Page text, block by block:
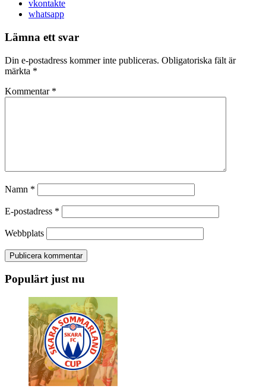
vkontakte
whatsapp
Lämna ett svar
Din e-postadress kommer inte publiceras. Obligatoriska fält är
märkta *
Kommentar *
Namn *
E-postadress *
Webbplats
Populärt just nu